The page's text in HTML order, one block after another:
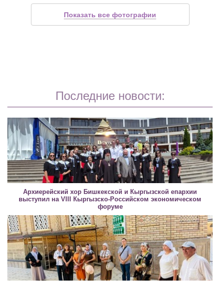
Показать все фотографии
Последние новости:
Архиерейский хор Бишкекской и Кыргызской епархии
выступил на VIII Кыргызско-Российском экономическом
форуме